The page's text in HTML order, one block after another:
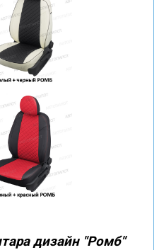
дизайн "Ромб"